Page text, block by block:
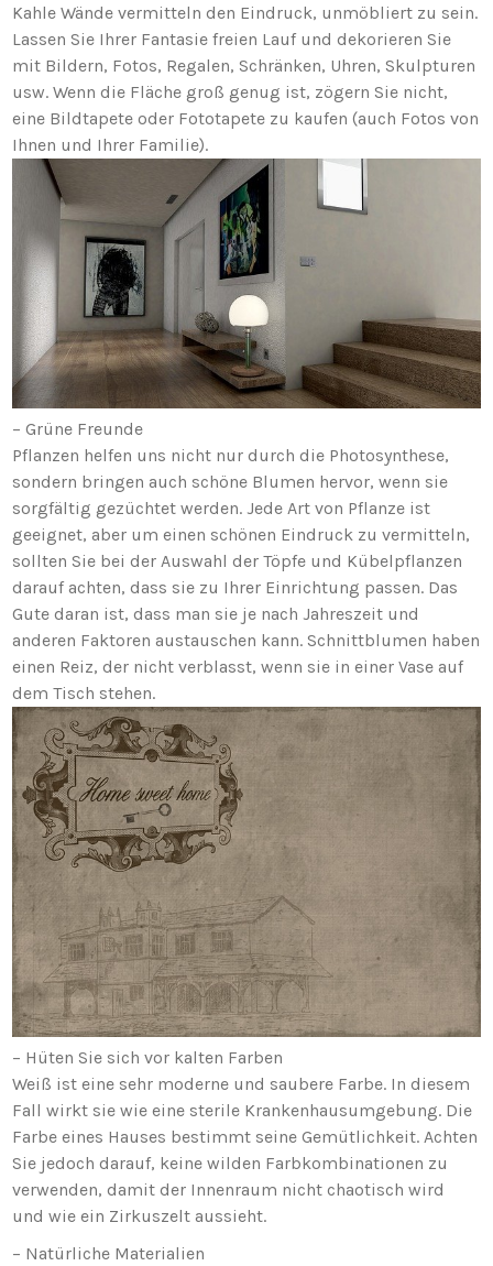
Kahle Wände vermitteln den Eindruck, unmöbliert zu sein.
Lassen Sie Ihrer Fantasie freien Lauf und dekorieren Sie
mit Bildern, Fotos, Regalen, Schränken, Uhren, Skulpturen
usw. Wenn die Fläche groß genug ist, zögern Sie nicht,
eine Bildtapete oder Fototapete zu kaufen (auch Fotos von
Ihnen und Ihrer Familie).
– Grüne Freunde
Pflanzen helfen uns nicht nur durch die Photosynthese,
sondern bringen auch schöne Blumen hervor, wenn sie
sorgfältig gezüchtet werden. Jede Art von Pflanze ist
geeignet, aber um einen schönen Eindruck zu vermitteln,
sollten Sie bei der Auswahl der Töpfe und Kübelpflanzen
darauf achten, dass sie zu Ihrer Einrichtung passen. Das
Gute daran ist, dass man sie je nach Jahreszeit und
anderen Faktoren austauschen kann. Schnittblumen haben
einen Reiz, der nicht verblasst, wenn sie in einer Vase auf
dem Tisch stehen.
– Hüten Sie sich vor kalten Farben
Weiß ist eine sehr moderne und saubere Farbe. In diesem
Fall wirkt sie wie eine sterile Krankenhausumgebung. Die
Farbe eines Hauses bestimmt seine Gemütlichkeit. Achten
Sie jedoch darauf, keine wilden Farbkombinationen zu
verwenden, damit der Innenraum nicht chaotisch wird
und wie ein Zirkuszelt aussieht.
– Natürliche Materialien